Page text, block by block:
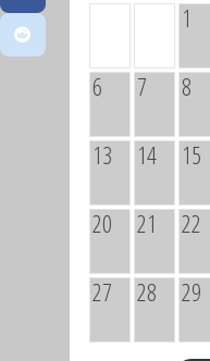
1
6 7 8
13 14 15
20 21 22
27 28 29